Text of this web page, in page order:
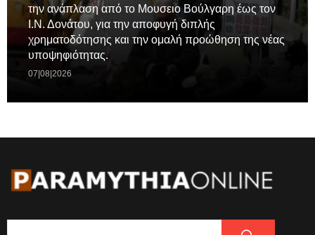
την ανάπλαση από το Μουσειο Βούλγαρη έως τον
Ι.Ν. Δονάτου, για την αποφυγή διπλής
χρηματοδότησης και την ομαλή προώθηση της νέας
υποψηφιότητας.
07|08|2026